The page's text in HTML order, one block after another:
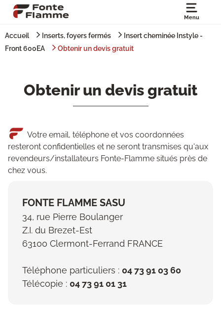
Menu
Accueil Inserts, foyers fermés
Insert cheminée Instyle -
Front 600EA
Obtenir un devis gratuit
Obtenir un devis gratuit
Votre email, téléphone et vos coordonnées
resteront confidentielles et ne seront transmises qu'aux
revendeurs/installateurs Fonte-Flamme situés près de
chez vous.
FONTE FLAMME SASU
34, rue Pierre Boulanger
Z.I. du Brezet-Est
63100 Clermont-Ferrand FRANCE
Téléphone particuliers : 04 73 91 03 60
Télécopie : 04 73 91 01 31